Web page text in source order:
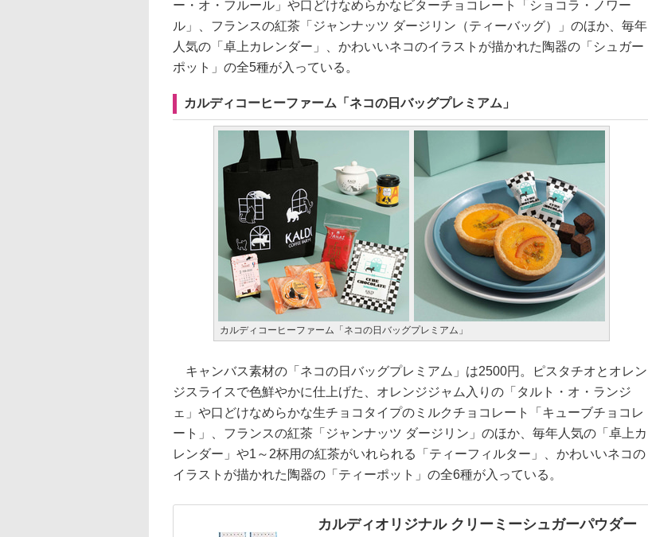
ー・オ・フルール」や口どけなめらかなビターチョコレート「ショコラ・ノワー
ル」、フランスの紅茶「ジャンナッツ ダージリン（ティーバッグ）」のほか、毎年
人気の「卓上カレンダー」、かわいいネコのイラストが描かれた陶器の「シュガー
ポット」の全5種が入っている。
カルディコーヒーファーム「ネコの日バッグプレミアム」
カルディコーヒーファーム「ネコの日バッグプレミアム」
キャンバス素材の「ネコの日バッグプレミアム」は2500円。ピスタチオとオレン
ジスライスで色鮮やかに仕上げた、オレンジジャム入りの「タルト・オ・ランジ
ェ」や口どけなめらかな生チョコタイプのミルクチョコレート「キューブチョコレ
ート」、フランスの紅茶「ジャンナッツ ダージリン」のほか、毎年人気の「卓上カ
レンダー」や1～2杯用の紅茶がいれられる「ティーフィルター」、かわいいネコの
イラストが描かれた陶器の「ティーポット」の全6種が入っている。
カルディオリジナル クリーミーシュガーパウダー